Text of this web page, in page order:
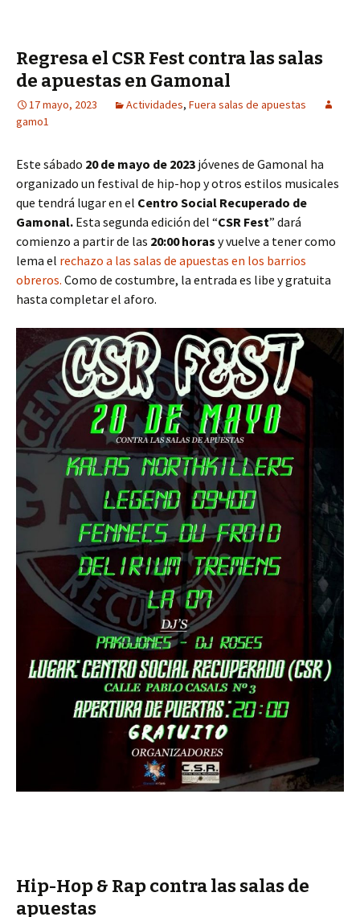
Regresa el CSR Fest contra las salas
de apuestas en Gamonal
17 mayo, 2023 Actividades, Fuera salas de apuestas
gamo1
Este sábado 20 de mayo de 2023 jóvenes de Gamonal ha
organizado un festival de hip-hop y otros estilos musicales
que tendrá lugar en el Centro Social Recuperado de
Gamonal. Esta segunda edición del “CSR Fest” dará
comienzo a partir de las 20:00 horas y vuelve a tener como
lema el rechazo a las salas de apuestas en los barrios
obreros. Como de costumbre, la entrada es libe y gratuita
hasta completar el aforo.
Hip-Hop & Rap contra las salas de
apuestas